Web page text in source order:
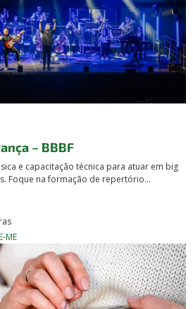
– BBBF
e capacitação técnica para atuar em big
Foque na formação de repertório...
ME